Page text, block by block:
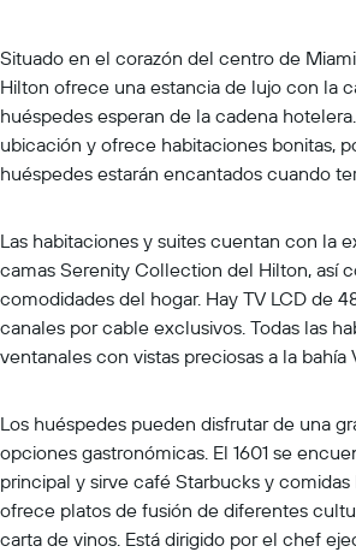
Situado en el corazón del centro de
Hilton ofrece una estancia de lujo con la
huéspedes esperan de la cadena
ubicación y ofrece habitaciones bonitas,
huéspedes estarán encantados cuando
Las habitaciones y suites cuentan con la
camas Serenity Collection del Hilton, así
comodidades del hogar. Hay TV LCD de
canales por cable exclusivos. Todas las
ventanales con vistas preciosas a la bahía
Los huéspedes pueden disfrutar de una
opciones gastronómicas. El 1601 se
principal y sirve café Starbucks y comidas
ofrece platos de fusión de diferentes
carta de vinos. Está dirigido por el chef